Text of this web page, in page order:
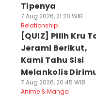
Tipenya
7 Aug 2026, 21:20 WIB
Relationship
[QUIZ] Pilih Kru
Jerami Berikut,
Kami Tahu Sisi
Melankolis
7 Aug 2026, 20:45 WIB
Anime & Manga